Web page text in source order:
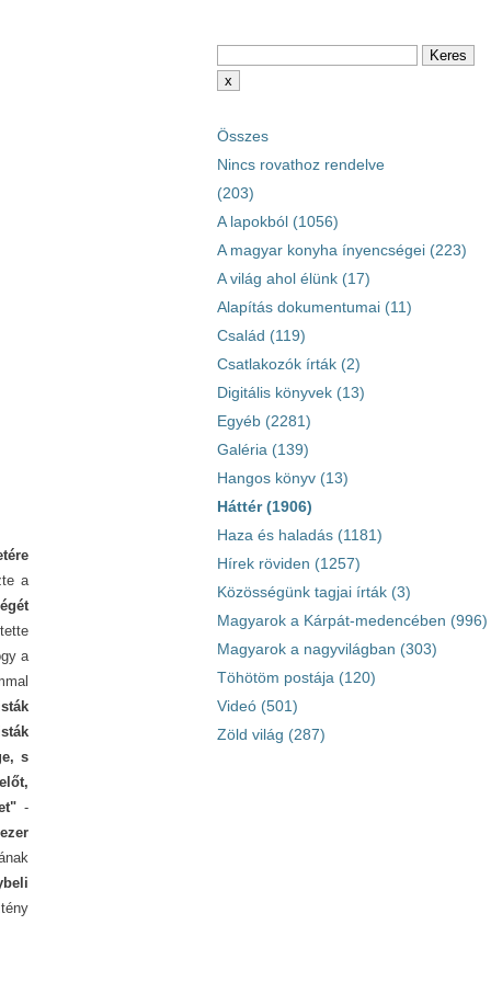
a
a
s
-
Összes
Nincs rovathoz rendelve
(203)
A lapokból (1056)
A magyar konyha ínyencségei (223)
A világ ahol élünk (17)
Alapítás dokumentumai (11)
Család (119)
Csatlakozók írták (2)
Digitális könyvek (13)
Egyéb (2281)
Galéria (139)
Hangos könyv (13)
Háttér (1906)
Haza és haladás (1181)
Hírek röviden (1257)
Közösségünk tagjai írták (3)
Magyarok a Kárpát-medencében (996)
Magyarok a nagyvilágban (303)
Töhötöm postája (120)
Videó (501)
Zöld világ (287)